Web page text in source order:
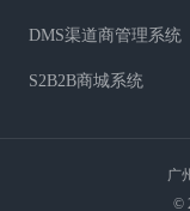
DMS渠道商管理系统
S2B2B商城系统
广
©